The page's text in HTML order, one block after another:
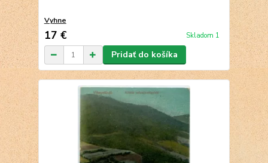
Vyhne
17 € Skladom 1
Pridať do košíka